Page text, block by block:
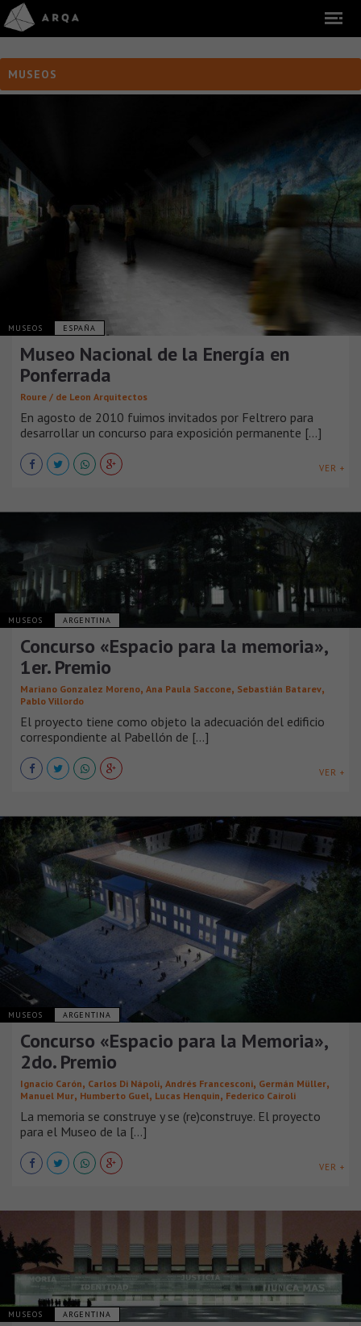
MUSEOS
MUSEOS ESPAÑA
Museo Nacional de la Energía en
Ponferrada
Roure / de Leon Arquitectos
En agosto de 2010 fuimos invitados por Feltrero para
desarrollar un concurso para exposición permanente [...]
VER +
MUSEOS ARGENTINA
Concurso «Espacio para la memoria»,
1er. Premio
Mariano Gonzalez Moreno, Ana Paula Saccone, Sebastián Batarev,
Pablo Villordo
El proyecto tiene como objeto la adecuación del edificio
correspondiente al Pabellón de [...]
VER +
MUSEOS ARGENTINA
Concurso «Espacio para la Memoria»,
2do. Premio
Ignacio Carón, Carlos Di Nápoli, Andrés Francesconi, Germán Müller,
Manuel Mur, Humberto Guel, Lucas Henquin, Federico Cairoli
La memoria se construye y se (re)construye. El proyecto
para el Museo de la [...]
VER +
MUSEOS ARGENTINA